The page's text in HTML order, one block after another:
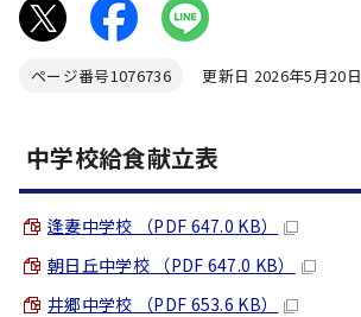
ページ番号1076736 更新日 2026年5月20日
中学校給食献立表
逢妻中学校 （PDF 647.0 KB）
朝日丘中学校 （PDF 647.0 KB）
井郷中学校 （PDF 653.6 KB）